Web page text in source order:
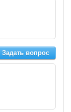
Задать вопрос